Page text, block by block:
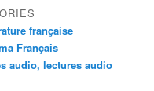
française
Français
audio, lectures audio